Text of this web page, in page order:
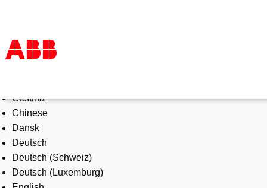
Products & Solutions
Industries
Services
About us
Where to buy
Contact us
Čeština
Chinese
Dansk
Deutsch
Deutsch (Schweiz)
Deutsch (Luxemburg)